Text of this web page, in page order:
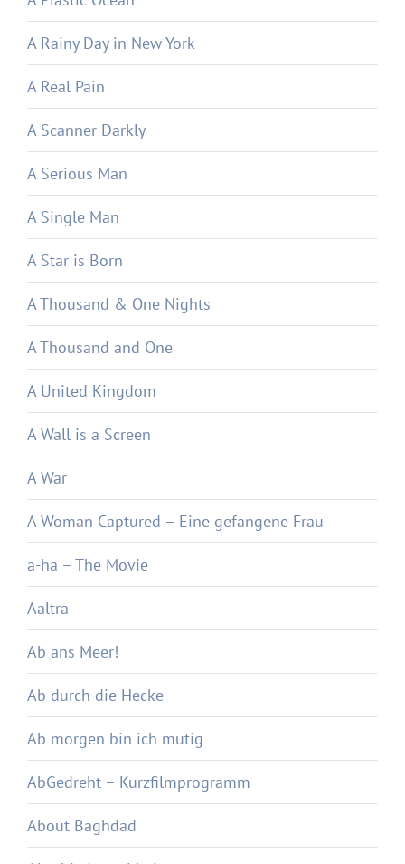
A Rainy Day in New York
A Real Pain
A Scanner Darkly
A Serious Man
A Single Man
A Star is Born
A Thousand & One Nights
A Thousand and One
A United Kingdom
A Wall is a Screen
A War
A Woman Captured – Eine gefangene Frau
a-ha – The Movie
Aaltra
Ab ans Meer!
Ab durch die Hecke
Ab morgen bin ich mutig
AbGedreht – Kurzfilmprogramm
About Baghdad